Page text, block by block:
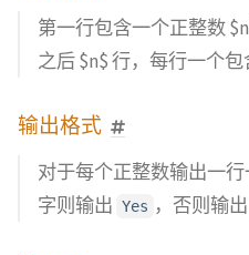
第一行包含一个正整数
之后 $n$ 行，每行一个包
输出格式
对于每个正整数输出一
字则输出 Yes ，否则输出